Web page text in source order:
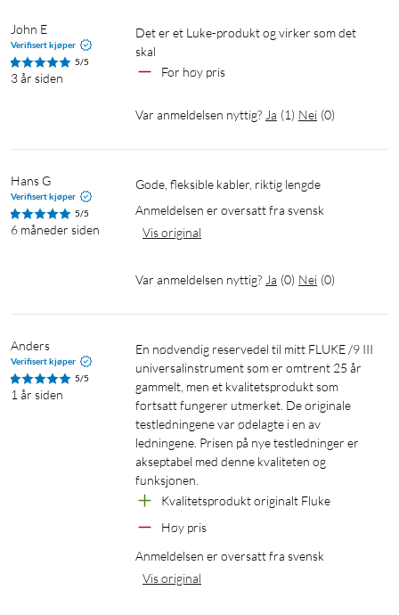
John E
Verifisert kjøper
5/5
3 år siden
Det er et Luke-produkt og virker som det
skal
For høy pris
Var anmeldelsen nyttig? Ja (1) Nei (0)
Hans G
Verifisert kjøper
5/5
6 måneder siden
Gode, fleksible kabler, riktig lengde
Anmeldelsen er oversatt fra svensk
Vis original
Var anmeldelsen nyttig? Ja (0) Nei (0)
Anders
Verifisert kjøper
5/5
1 år siden
En nødvendig reservedel til mitt FLUKE /9 III
universalinstrument som er omtrent 25 år
gammelt, men et kvalitetsprodukt som
fortsatt fungerer utmerket. De originale
testledningene var ødelagte i en av
ledningene. Prisen på nye testledninger er
akseptabel med denne kvaliteten og
funksjonen.
Kvalitetsprodukt originalt Fluke
Høy pris
Anmeldelsen er oversatt fra svensk
Vis original